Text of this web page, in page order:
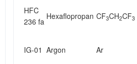
HFC
236 fa
Hexaflopropan CF3CH2CF3
IG-01 Argon Ar